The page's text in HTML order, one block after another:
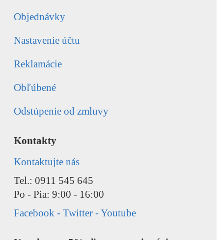
Objednávky
Nastavenie účtu
Reklamácie
Obľúbené
Odstúpenie od zmluvy
Kontakty
Kontaktujte nás
Tel.: 0911 545 645
Po - Pia: 9:00 - 16:00
Facebook - Twitter - Youtube